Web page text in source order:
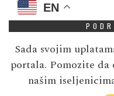
EN
Sada svojim
portala. Pomozite da
našim